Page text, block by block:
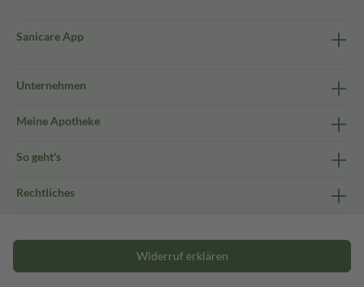
Sanicare App
Unternehmen
Meine Apotheke
So geht's
Rechtliches
Widerruf erklären